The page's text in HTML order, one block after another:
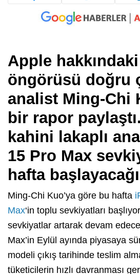
Apple
öngörüsü doğru
analist Ming-Chi
bir rapor
kahini lakaplı
15 Pro Max
hafta
Ming-Chi Kuo’ya göre bu hafta
Max‘in toplu sevkiyatları
sevkiyatlar artarak devam
Max’in Eylül ayında piyasaya
modeli çıkış tarihinde teslim
tüketicilerin hızlı davranması